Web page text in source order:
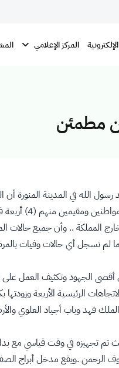
المركز الإعلامي
مطمئن
الله في المدينة
وموطنين ومقيمين منهم (17) زائرا فقط
لم تسجل أي حالات وفيات
الجهود وتكثيف العمل
فهد وباب أجياد العلوي
تجهيزه في وقت قياسي مع